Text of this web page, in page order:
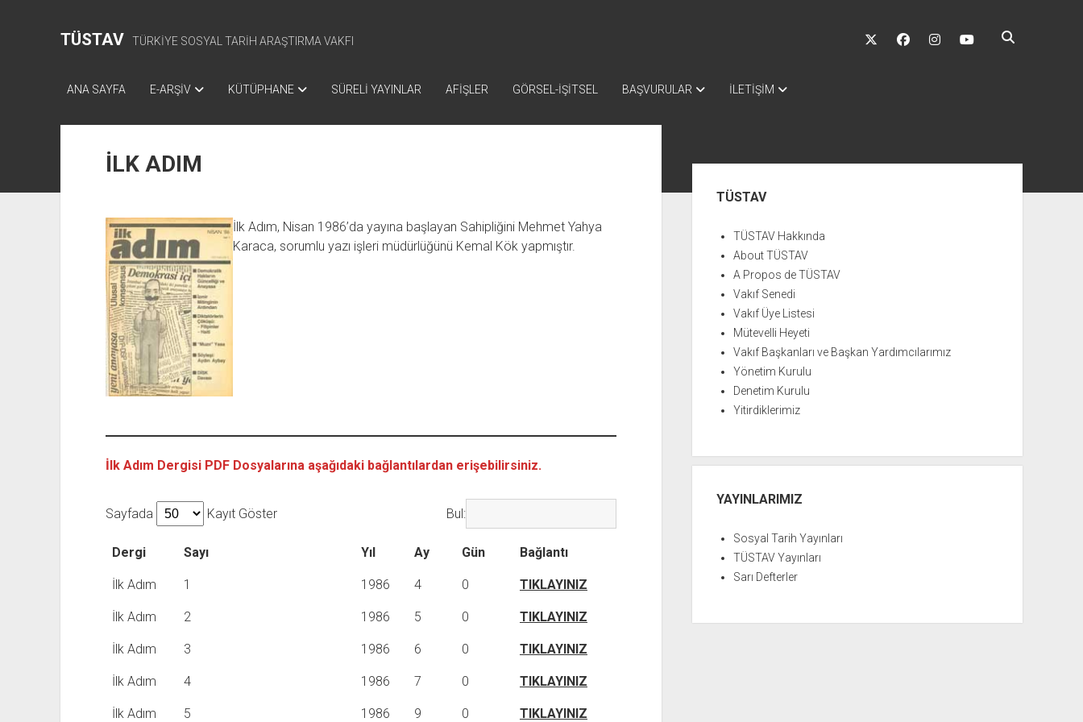
TÜSTAV TÜRKİYE SOSYAL TARİH ARAŞTIRMA VAKFI
twitter facebookinstagramyoutube
ANA SAYFA E-ARŞİV KÜTÜPHANE SÜRELİ YAYINLAR AFİŞLER GÖRSEL-İŞİTSEL BAŞVURULAR İLETİŞİM
İLK ADIM
İlk Adım, Nisan 1986’da yayına başlayan Sahipliğini Mehmet Yahya
Karaca, sorumlu yazı işleri müdürlüğünü Kemal Kök yapmıştır.
İlk Adım Dergisi PDF Dosyalarına aşağıdaki bağlantılardan erişebilirsiniz.
Sayfada Kayıt Göster Bul:
Dergi Sayı Yıl Ay Gün Bağlantı
İlk Adım 1 1986 4 0 TIKLAYINIZ
İlk Adım 2 1986 5 0 TIKLAYINIZ
İlk Adım 3 1986 6 0 TIKLAYINIZ
İlk Adım 4 1986 7 0 TIKLAYINIZ
İlk Adım 5 1986 9 0 TIKLAYINIZ
MenüTÜSTAV
TÜSTAV Hakkında
About TÜSTAV
A Propos de TÜSTAV
Vakıf Senedi
Vakıf Üye Listesi
Mütevelli Heyeti
Vakıf Başkanları ve Başkan Yardımcılarımız
Yönetim Kurulu
Denetim Kurulu
Yitirdiklerimiz
YAYINLARIMIZ
Sosyal Tarih Yayınları
TÜSTAV Yayınları
Sarı Defterler